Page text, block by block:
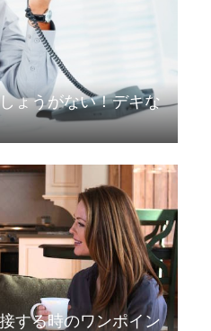
ょうがない！デキな
する時のワンポイン